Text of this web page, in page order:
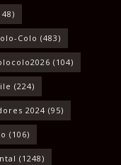
Colo (483)
(104)
(224)
2024 (95)
(106)
(1248)